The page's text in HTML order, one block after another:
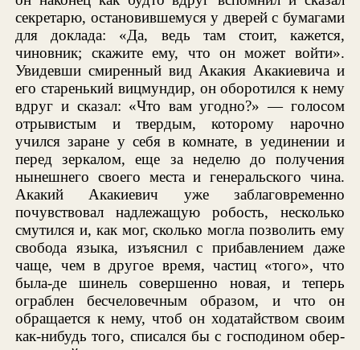
секретарю, остановившемуся у дверей с бумагами
для доклада: «Да, ведь там стоит, кажется,
чиновник; скажите ему, что он может войти».
Увидевши смиренный вид Акакия Акакиевича и
его старенький вицмундир, он оборотился к нему
вдруг и сказал: «Что вам угодно?» — голосом
отрывистым и твердым, которому нарочно
учился заране у себя в комнате, в уединении и
перед зеркалом, еще за неделю до получения
нынешнего своего места и генеральского чина.
Акакий Акакиевич уже заблаговременно
почувствовал надлежащую робость, несколько
смутился и, как мог, сколько могла позволить ему
свобода языка, изъяснил с прибавлением даже
чаще, чем в другое время, частиц «того», что
была-де шинель совершенно новая, и теперь
ограблен бесчеловечным образом, и что он
обращается к нему, чтоб он ходатайством своим
как-нибудь того, списался бы с господином обер-